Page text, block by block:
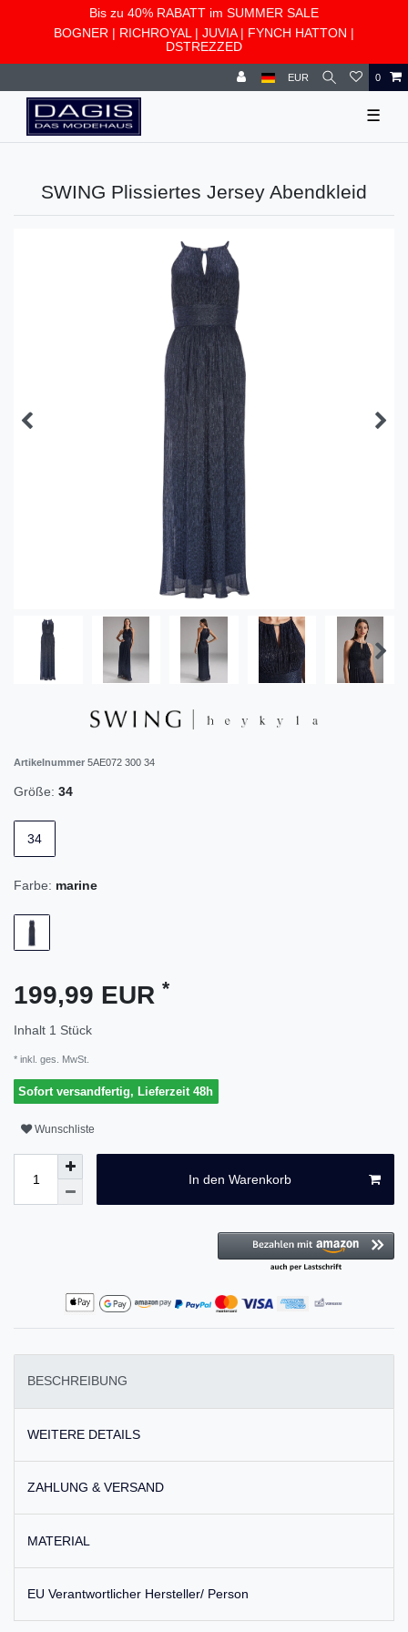
Bis zu 40% RABATT im SUMMER SALE
BOGNER | RICHROYAL | JUVIA| FYNCH HATTON |
DSTREZZED
EUR 0
☰
SWING Plissiertes Jersey Abendkleid
Artikelnummer 5AE072 300 34
Größe: 34
34
Farbe: marine
199,99 EUR *
Inhalt 1 Stück
* inkl. ges. MwSt.
Sofort versandfertig, Lieferzeit 48h
Wunschliste
In den Warenkorb
BESCHREIBUNG
WEITERE DETAILS
ZAHLUNG & VERSAND
MATERIAL
EU Verantwortlicher Hersteller/ Person